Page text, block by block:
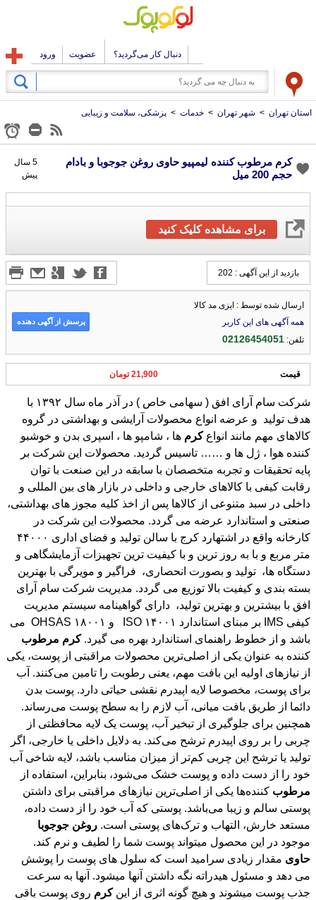
دنبال کار می‌گردید؟ عضویت ورود
استان تهران > شهر تهران > خدمات > پزشکی، سلامت و زیبایی
کرم مرطوب کننده لیمپیو حاوی روغن جوجوبا و بادام
حجم 200 میل
5 سال
پیش
برای مشاهده کلیک کنید
بازدید از این آگهی : 202
ارسال شده توسط : ایزی مد کالا
همه آگهی های این کاربر
تلفن:02126454051
پرسش از آگهی دهنده
قیمت 21,900 تومان
شرکت سام آرای افق ( سهامی خاص ) در آذر ماه سال ۱۳۹۲ با
هدف تولید و عرضه انواع محصولات آرایشی و بهداشتی در گروه
کالاهای مهم مانند انواعکرم ها ، شامپو ها ، اسپری بدن و خوشبو
کننده هوا ، ژل ها و …… تاسیس گردید. محصولات این شرکت بر
پایه تحقیقات و تجربه متخصصان با سابقه در این صنعت با توان
رقابت کیفی با کالاهای خارجی و داخلی در بازار های بین المللی و
داخلی در سبد متنوعی از کالاها پس از اخذ کلیه مجوز های بهداشتی،
صنعتی و استاندارد عرضه می گردد. محصولات این شرکت در
کارخانه واقع در اشتهارد کرج با سالن تولید و فضای اداری ۴۴۰۰۰
متر مربع و با به روز ترین و با کیفیت ترین تجهیزات آزمایشگاهی و
دستگاه ها، تولید و بصورت انحصاری، فراگیر و مویرگی با بهترین
بسته بندی و کیفیت بالا توزیع می گردد. مدیریت شرکت سام آرای
افق با بیشترین و بهترین تولید، دارای گواهینامه سیستم مدیریت
کیفی IMS بر مبنای استاندارد ISO ۱۴۰۰۱ و OHSAS ۱۸۰۰۱ می
باشد و از خطوط راهنمای استاندارد بهره می گیرد.کرم مرطوب
کننده به عنوان یکی از اصلی‌ترین محصولات مراقبتی از پوست، یکی
از نیازهای اولیه این بافت مهم، یعنی رطوبت را تامین می‌کنند. آب
برای پوست، مخصوصا لایه اپیدرم نقشی حیاتی دارد. پوست بدن
دائما از طریق بافت میانی، آب لازم را به سطح پوست می‌رساند.
همچنین برای جلوگیری از تبخیر آب، پوست یک لایه محافظتی از
چربی را بر روی اپیدرم ترشح می‌کند. به دلایل داخلی یا خارجی، اگر
تولید یا ترشح این چربی کم‌تر از میزان مناسب باشد، لایه شاخی آب
خود را از دست داده و پوست خشک می‌شود، بنابراین، استفاده از
مرطوب ‌ کننده‌ها یکی از اصلی‌ترین نیازهای مراقبتی برای داشتن
پوستی سالم و زیبا می‌باشد. پوستی که آب خود را از دست داده،
مستعد خارش، التهاب و ترک‌های پوستی است. روغن جوجوبا
موجود در این محصول میتواند پوست شما را لطیف و نرم کند.
حاوی مقدار زیادی سرامید است که سلول های پوست را پوشش
می دهد و مسئول هیدراته نگه داشتن آنها میشود. آنها به سرعت
جذب پوست میشوند و هیچ گونه اثری از اینکرم روی پوست باقی